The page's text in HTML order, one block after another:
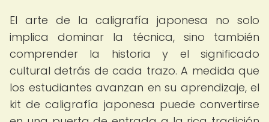
El arte de la caligrafía japonesa no solo
implica dominar la técnica, sino también
comprender la historia y el significado
cultural detrás de cada trazo. A medida que
los estudiantes avanzan en su aprendizaje, el
kit de caligrafía japonesa puede convertirse